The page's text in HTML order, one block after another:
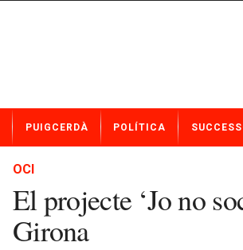
t
PUIGCERDÀ POLÍTICA
OCI
El projecte ‘Jo no
Girona